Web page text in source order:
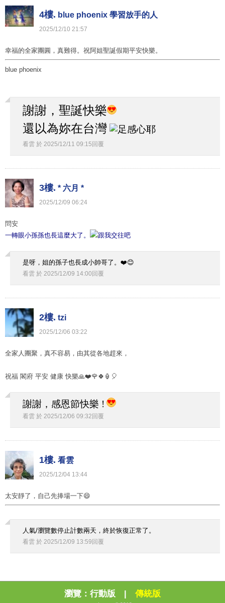
4樓. blue phoenix 學習放手的人
2025/12/10 21:57
幸福的全家團圓，真難得。祝阿姐聖誕假期平安快樂。
blue phoenix
謝謝，聖誕快樂
還以為妳在台灣
看雲 於 2025/12/11 09:15回覆
3樓. * 六月 *
2025/12/09 06:24
問安
一轉眼小孫孫也長這麼大了。
是呀，姐的孫子也長成小帥哥了。❤️😊
看雲 於 2025/12/09 14:00回覆
2樓. tzi
2025/12/06 03:22
全家人團聚，真不容易，由其從各地趕來，
祝福 閣府 平安 健康 快樂🙏❤️🌹🍀🏮🎈
謝謝，感恩節快樂 !
看雲 於 2025/12/06 09:32回覆
1樓. 看雲
2025/12/04 13:44
太安靜了，自己先捧場一下😄
人氣/瀏覽數停止計數兩天，終於恢復正常了。
看雲 於 2025/12/09 13:59回覆
瀏覽： 行動版 | 傳統版